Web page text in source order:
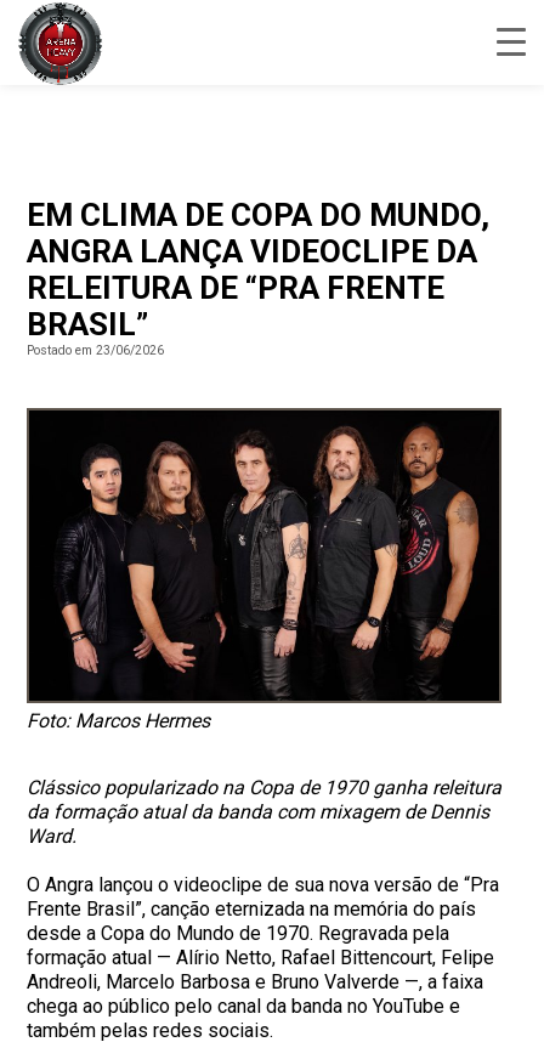
EM CLIMA DE COPA DO MUNDO,
ANGRA LANÇA VIDEOCLIPE DA
RELEITURA DE “PRA FRENTE
BRASIL”
Postado em 23/06/2026
Foto: Marcos Hermes
Clássico popularizado na Copa de 1970 ganha releitura
da formação atual da banda com mixagem de Dennis
Ward.
O Angra lançou o videoclipe de sua nova versão de “Pra
Frente Brasil”, canção eternizada na memória do país
desde a Copa do Mundo de 1970. Regravada pela
formação atual — Alírio Netto, Rafael Bittencourt, Felipe
Andreoli, Marcelo Barbosa e Bruno Valverde —, a faixa
chega ao público pelo canal da banda no YouTube e
também pelas redes sociais.